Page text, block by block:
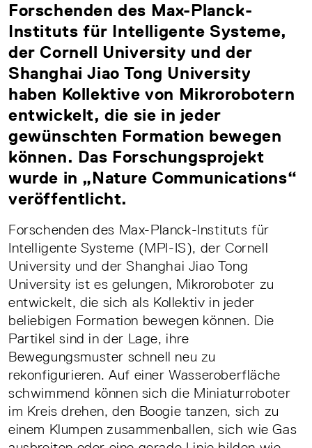
Forschenden des Max-Planck-
Instituts für Intelligente Systeme,
der Cornell University und der
Shanghai Jiao Tong University
haben Kollektive von Mikrorobotern
entwickelt, die sie in jeder
gewünschten Formation bewegen
können. Das Forschungsprojekt
wurde in „Nature Communications“
veröffentlicht.
Forschenden des Max-Planck-Instituts für
Intelligente Systeme (MPI-IS), der Cornell
University und der Shanghai Jiao Tong
University ist es gelungen, Mikroroboter zu
entwickelt, die sich als Kollektiv in jeder
beliebigen Formation bewegen können. Die
Partikel sind in der Lage, ihre
Bewegungsmuster schnell neu zu
rekonfigurieren. Auf einer Wasseroberfläche
schwimmend können sich die Miniaturroboter
im Kreis drehen, den Boogie tanzen, sich zu
einem Klumpen zusammenballen, sich wie Gas